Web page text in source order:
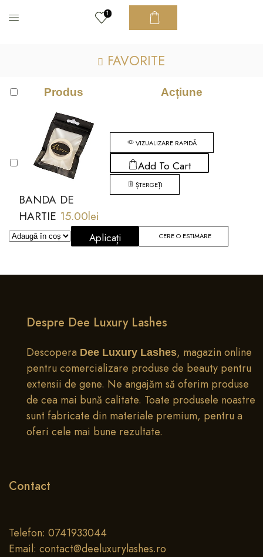
1
FAVORITE
Produs Acțiune
BANDA DE
HARTIE 15.00lei
VIZUALIZARE RAPIDĂ
Add To Cart
ȘTERGEȚI
Aplicați CERE O ESTIMARE
Despre Dee Luxury Lashes
Descopera Dee Luxury Lashes, magazin online
pentru comercializare produse de beauty pentru
extensii de gene. Ne angajăm să oferim produse
de cea mai bună calitate. Toate produsele noastre
sunt fabricate din materiale premium, pentru a
oferi cele mai bune rezultate.
Contact
Telefon: 0741933044
Email: contact@deeluxurylashes.ro